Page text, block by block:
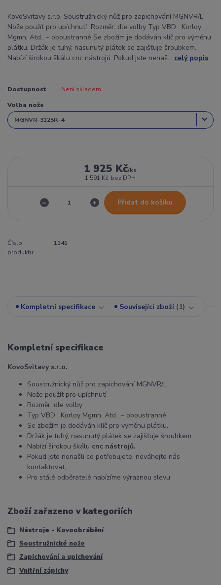
KovoSvitavy s.r.o. Soustružnický nůž pro zapichování MGNVR/L
Nože použít pro upíchnutí Rozměr: dle volby Typ VBD : Korloy
Mgmn, Atd.. – oboustranné Se zbožím je dodáván klíč pro výměnu
plátku. Držák je tuhý, nasunutý plátek se zajišťuje šroubkem.
Nabízí širokou škálu cnc nástrojů. Pokud jste nenaš... celý popis
Dostupnost Není skladem
Volba nože
1 925 Kč/ks
1 591 Kč bez DPH
Přidat do košíku
Číslo
produktu:
1141
Kompletní specifikace Související zboží 1
Kompletní specifikace
KovoSvitavy s.r.o.
Soustružnický nůž pro zapichování MGNVR/L
Nože použít pro upíchnutí
Rozměr: dle volby
Typ VBD : Korloy Mgmn, Atd.. – oboustranné
Se zbožím je dodáván klíč pro výměnu plátku.
Držák je tuhý, nasunutý plátek se zajišťuje šroubkem.
Nabízí širokou škálu cnc nástrojů.
Pokud jste nenašli co potřebujete, neváhejte nás
kontaktovat,
Pro stálé odběratelé nabízíme výraznou slevu
Zboží zařazeno v kategoriích
Nástroje - Kovoobrábění
Soustružnické nože
Zapichování a upichování
Vnitřní zápichy